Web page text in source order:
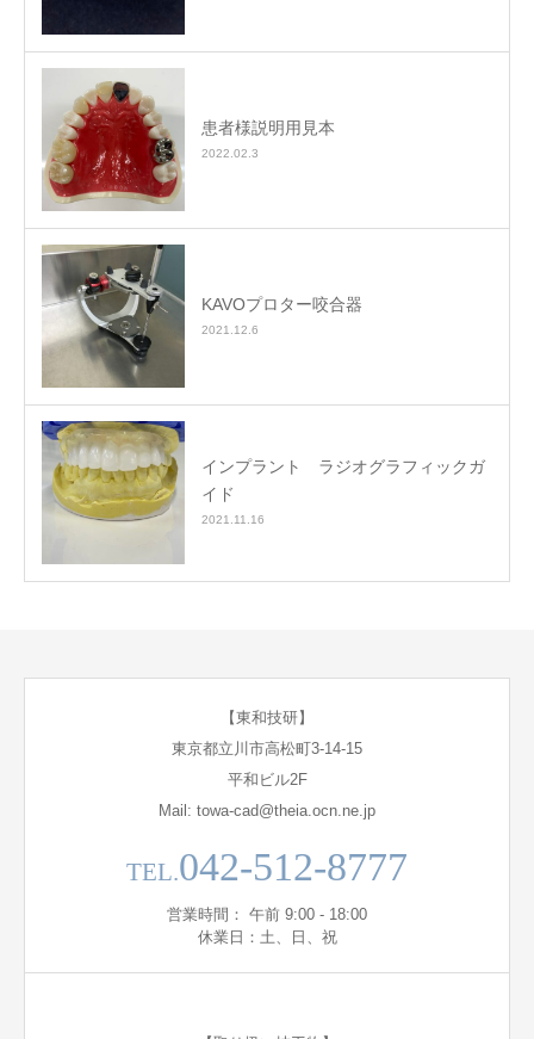
患者様説明用見本
2022.02.3
KAVOプロター咬合器
2021.12.6
インプラント ラジオグラフィックガ
イド
2021.11.16
【東和技研】
東京都立川市高松町3-14-15
平和ビル2F
Mail: towa-cad@theia.ocn.ne.jp
TEL.042-512-8777
営業時間： 午前 9:00 - 18:00
休業日：土、日、祝